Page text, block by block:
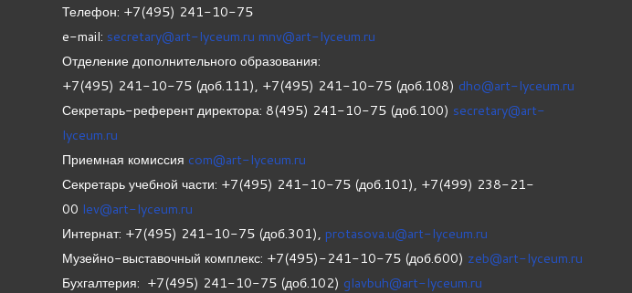
Телефон: +7(495) 241-10-75
e-mail: secretary@art-lyceum.ru mnv@art-lyceum.ru
Отделение дополнительного образования:
+7(495) 241-10-75 (доб.111), +7(495) 241-10-75 (доб.108) dho@art-lyceum.ru
Секретарь-референт директора: 8(495) 241-10-75 (доб.100) secretary@art-
lyceum.ru
Приемная комиссия com@art-lyceum.ru
Секретарь учебной части: +7(495) 241-10-75 (доб.101), +7(499) 238-21-
00 lev@art-lyceum.ru
Интернат: +7(495) 241-10-75 (доб.301), protasova.u@art-lyceum.ru
Музейно-выставочный комплекс: +7(495)-241-10-75 (доб.600) zeb@art-lyceum.ru
Бухгалтерия: +7(495) 241-10-75 (доб.102) glavbuh@art-lyceum.ru